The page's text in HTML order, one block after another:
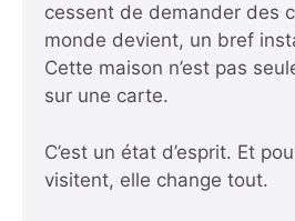
cessent de demander des
monde devient, un bref
Cette maison n’est pas
sur une carte.
C’est un état d’esprit. Et
visitent, elle change tout.